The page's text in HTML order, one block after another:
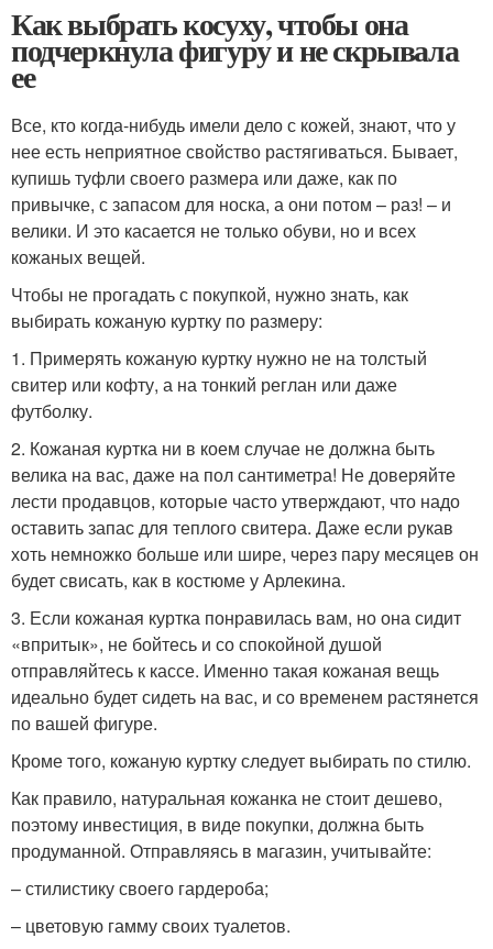
Как выбрать косуху, чтобы она
подчеркнула фигуру и не скрывала
ее
Все, кто когда-нибудь имели дело с кожей, знают, что у
нее есть неприятное свойство растягиваться. Бывает,
купишь туфли своего размера или даже, как по
привычке, с запасом для носка, а они потом – раз! – и
велики. И это касается не только обуви, но и всех
кожаных вещей.
Чтобы не прогадать с покупкой, нужно знать, как
выбирать кожаную куртку по размеру:
1. Примерять кожаную куртку нужно не на толстый
свитер или кофту, а на тонкий реглан или даже
футболку.
2. Кожаная куртка ни в коем случае не должна быть
велика на вас, даже на пол сантиметра! Не доверяйте
лести продавцов, которые часто утверждают, что надо
оставить запас для теплого свитера. Даже если рукав
хоть немножко больше или шире, через пару месяцев он
будет свисать, как в костюме у Арлекина.
3. Если кожаная куртка понравилась вам, но она сидит
«впритык», не бойтесь и со спокойной душой
отправляйтесь к кассе. Именно такая кожаная вещь
идеально будет сидеть на вас, и со временем растянется
по вашей фигуре.
Кроме того, кожаную куртку следует выбирать по стилю.
Как правило, натуральная кожанка не стоит дешево,
поэтому инвестиция, в виде покупки, должна быть
продуманной. Отправляясь в магазин, учитывайте:
– стилистику своего гардероба;
– цветовую гамму своих туалетов.